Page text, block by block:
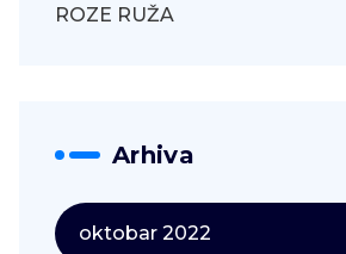
ROZE RUŽA
Arhiva
oktobar 2022